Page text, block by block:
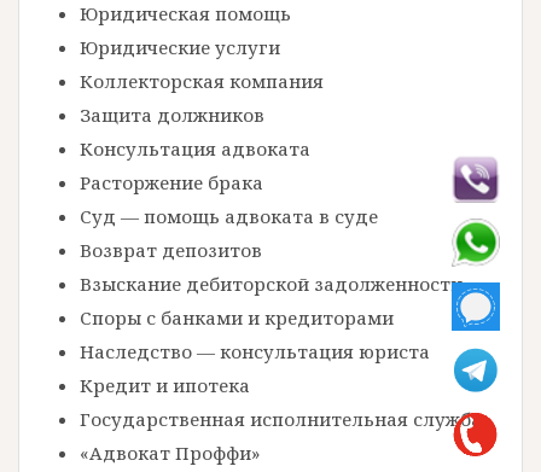
Юридическая помощь
Юридические услуги
Коллекторская компания
Защита должников
Консультация адвоката
Расторжение брака
Суд — помощь адвоката в суде
Возврат депозитов
Взыскание дебиторской задолженности
Споры с банками и кредиторами
Наследство — консультация юриста
Кредит и ипотека
Государственная исполнительная служба
«Адвокат Проффи»